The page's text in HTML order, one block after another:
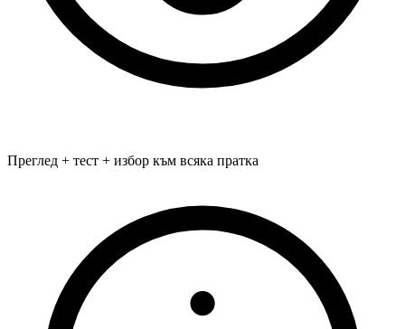
Преглед + тест + избор към всяка пратка